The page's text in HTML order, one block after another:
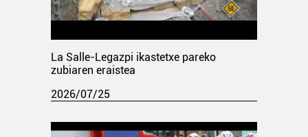
La Salle-Legazpi ikastetxe pareko
zubiaren eraistea
2026/07/25